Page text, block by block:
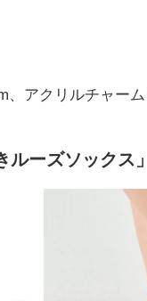
アクリルチャー
ルーズソックス